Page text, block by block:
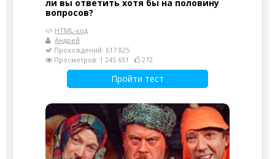
ли вы ответить хотя бы на половину
вопросов?
HTML-код
Андрей
Прохождений: 617 825
Просмотров: 1 245 651
272
Пройти тест